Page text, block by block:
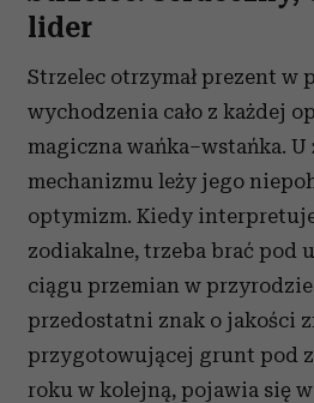
lider
Strzelec otrzymał prezent w
wychodzenia cało z każdej
magiczna wańka–wstańka. U
mechanizmu leży jego
optymizm. Kiedy
zodiakalne, trzeba brać pod
ciągu przemian w
przedostatni znak o jakości
przygotowującej grunt pod
roku w kolejną, pojawia się